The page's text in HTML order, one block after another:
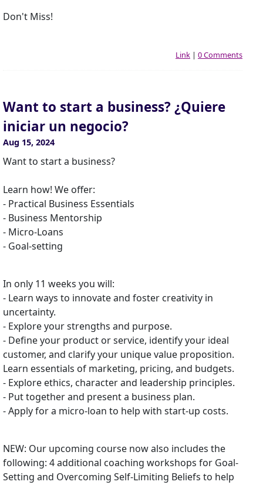
Don't Miss!
Link | 0 Comments
Want to start a business? ¿Quiere
iniciar un negocio?
Aug 15, 2024
Want to start a business?
Learn how! We offer:
- Practical Business Essentials
- Business Mentorship
- Micro-Loans
- Goal-setting
In only 11 weeks you will:
- Learn ways to innovate and foster creativity in
uncertainty.
- Explore your strengths and purpose.
- Define your product or service, identify your ideal
customer, and clarify your unique value proposition.
Learn essentials of marketing, pricing, and budgets.
- Explore ethics, character and leadership principles.
- Put together and present a business plan.
- Apply for a micro-loan to help with start-up costs.
NEW: Our upcoming course now also includes the
following: 4 additional coaching workshops for Goal-
Setting and Overcoming Self-Limiting Beliefs to help